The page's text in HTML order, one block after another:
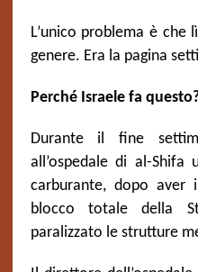
L’unico problema è che
genere. Era la pagina
Perché Israele fa
Durante il fine
all’ospedale di al-Shifa
carburante, dopo
blocco totale della
paralizzato le strutture